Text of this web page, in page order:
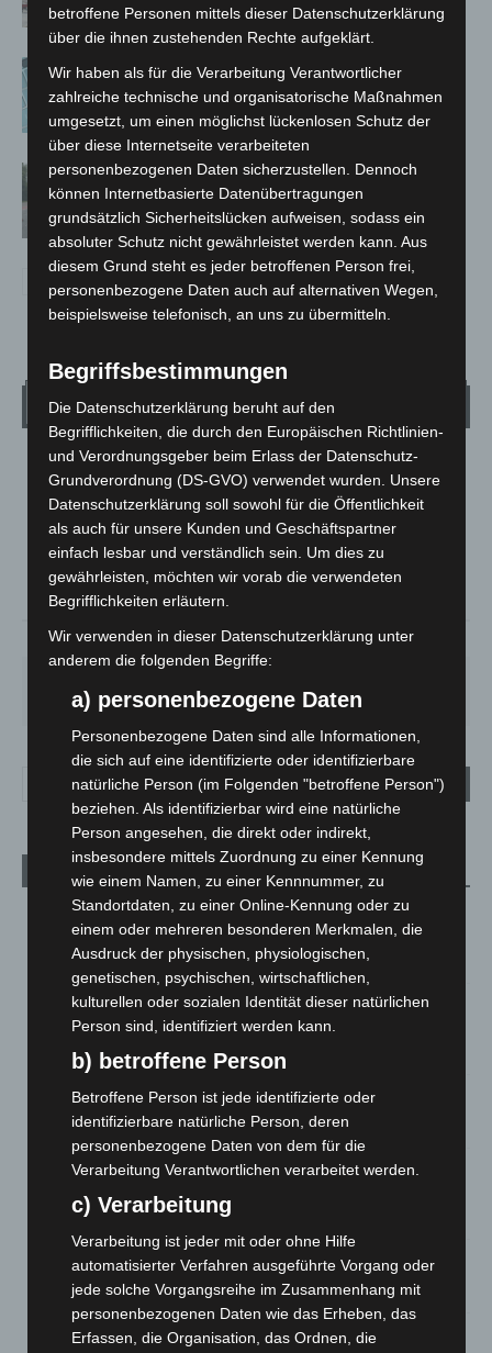
Anklage nach Abschaltung von
„Archetyp Market“ erhoben
Hannover: Polizei stoppt 166
Trunkenheitsfahrten bei
Großkontrolle
Wetter
LANGENHAGEN
Überwiegend Bewölkt
19.6°C 21.1°
19°
78% 0.5m/s 63%
29° 24° 27° 31°
Aktuelle Beiträge
Region Hannover: 21 neue Notfallsanitäter starten beim
Roten Kreuz
5. August 2026
Mann läuft mit Hockeyschläger über A7 – Polizei sucht
Zeugen
5. August 2026
Celle: Mensch stirbt bei Bagger-Unfall auf Baustelle
5. August 2026
Gasleitung bei McDonald’s-Umbau in Langenhagen
5. August 2026
Anklage nach Abschaltung von „Archetyp Market“ erhoben
3. August 2026
Hannover: Polizei stoppt 166 Trunkenheitsfahrten bei
betroffene Personen mittels dieser Datenschutzerklärung
über die ihnen zustehenden Rechte aufgeklärt.
Wir haben als für die Verarbeitung Verantwortlicher
zahlreiche technische und organisatorische Maßnahmen
umgesetzt, um einen möglichst lückenlosen Schutz der
über diese Internetseite verarbeiteten
personenbezogenen Daten sicherzustellen. Dennoch
können Internetbasierte Datenübertragungen
grundsätzlich Sicherheitslücken aufweisen, sodass ein
absoluter Schutz nicht gewährleistet werden kann. Aus
diesem Grund steht es jeder betroffenen Person frei,
personenbezogene Daten auch auf alternativen Wegen,
beispielsweise telefonisch, an uns zu übermitteln.
Begriffsbestimmungen
Die Datenschutzerklärung beruht auf den
Begrifflichkeiten, die durch den Europäischen Richtlinien-
und Verordnungsgeber beim Erlass der Datenschutz-
Grundverordnung (DS-GVO) verwendet wurden. Unsere
Datenschutzerklärung soll sowohl für die Öffentlichkeit
als auch für unsere Kunden und Geschäftspartner
einfach lesbar und verständlich sein. Um dies zu
gewährleisten, möchten wir vorab die verwendeten
Begrifflichkeiten erläutern.
Wir verwenden in dieser Datenschutzerklärung unter
anderem die folgenden Begriffe:
a) personenbezogene Daten
Personenbezogene Daten sind alle Informationen,
die sich auf eine identifizierte oder identifizierbare
natürliche Person (im Folgenden "betroffene Person")
beziehen. Als identifizierbar wird eine natürliche
Person angesehen, die direkt oder indirekt,
insbesondere mittels Zuordnung zu einer Kennung
wie einem Namen, zu einer Kennnummer, zu
Standortdaten, zu einer Online-Kennung oder zu
einem oder mehreren besonderen Merkmalen, die
Ausdruck der physischen, physiologischen,
genetischen, psychischen, wirtschaftlichen,
kulturellen oder sozialen Identität dieser natürlichen
Person sind, identifiziert werden kann.
b) betroffene Person
Betroffene Person ist jede identifizierte oder
identifizierbare natürliche Person, deren
personenbezogene Daten von dem für die
Verarbeitung Verantwortlichen verarbeitet werden.
c) Verarbeitung
Verarbeitung ist jeder mit oder ohne Hilfe
automatisierter Verfahren ausgeführte Vorgang oder
jede solche Vorgangsreihe im Zusammenhang mit
personenbezogenen Daten wie das Erheben, das
Erfassen, die Organisation, das Ordnen, die